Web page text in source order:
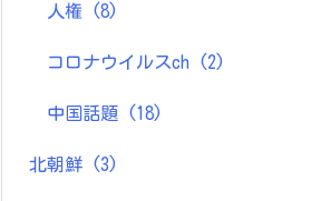
人権 (8)
コロナウイルスch (2)
中国話題 (18)
北朝鮮 (3)